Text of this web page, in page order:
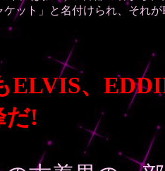
ケット」と名付けられ、それが
、
だ!